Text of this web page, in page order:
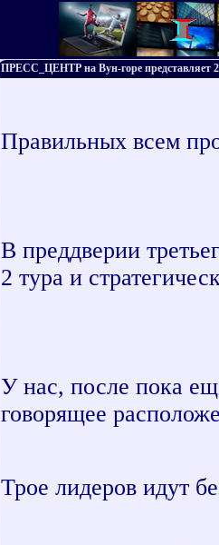
ПРЕСС_ЦЕНТР на Вун-горе представляет
Правильных всем
В преддверии
2 тура и
У нас, после пока
говорящее
Трое лидеров идут